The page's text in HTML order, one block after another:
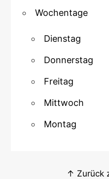
Wochentage
Dienstag
Donnerstag
Freitag
Mittwoch
Montag
↑ Zurück